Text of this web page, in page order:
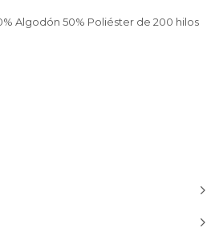
Algodón 50% Poliéster de 200 hilos